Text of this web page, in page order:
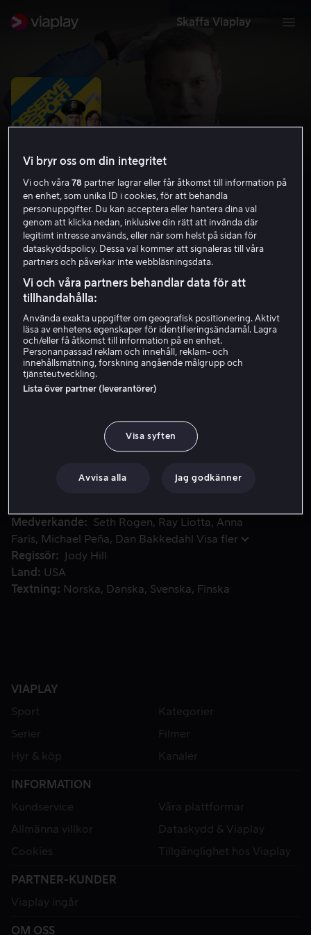
Skaffa Viaplay
Observe and Report
15 år
HD
Hyr 49 kr
Extraprisjägarna på Forest Ridge Mall får mer än de
Extraprisjägarna på Forest Ridge Mall får mer än de
köpslagit om: en knubbig blottare i en sliten
Ronnie Barnhardt.
Medverkande Seth Rogen Ray Liotta
Anna
Faris
Michael Peña Dan Bakkedahl Visa fler
Regissör
Jody Hill
Land
USA
Textning
Norska Danska Svenska Finska
VIAPLAY
Sport
Kategorier
Serier
Filmer
Hyr & köp
Kanaler
INFORMATION
Kundservice
Våra plattformar
Allmänna villkor
Dataskydd & Viaplay
Cookies
Tillgänglighet hos Viaplay
PARTNER-KUNDER
Viaplay ingår
OM OSS
Vi bryr oss om din integritet
Vi och våra78 partner lagrar eller får åtkomst till information på
en enhet, som unika ID i cookies, för att behandla
personuppgifter. Du kan acceptera eller hantera dina val
genom att klicka nedan, inklusive din rätt att invända där
legitimt intresse används, eller när som helst på sidan för
dataskyddspolicy. Dessa val kommer att signaleras till våra
partners och påverkar inte webbläsningsdata.
Vi och våra partners behandlar data för att
tillhandahålla:
Använda exakta uppgifter om geografisk positionering. Aktivt
läsa av enhetens egenskaper för identifieringsändamål. Lagra
och/eller få åtkomst till information på en enhet.
Personanpassad reklam och innehåll, reklam- och
innehållsmätning, forskning angående målgrupp och
tjänsteutveckling.
Lista över partner (leverantörer)
Visa syften
Avvisa alla Jag godkänner